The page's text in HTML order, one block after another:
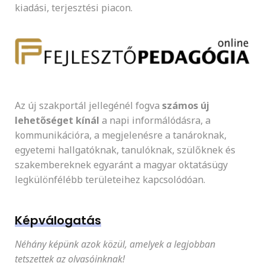
kiadási, terjesztési piacon.
Az új szakportál jellegénél fogva számos új
lehetőséget kínál a napi informálódásra, a
kommunikációra, a megjelenésre a tanároknak,
egyetemi hallgatóknak, tanulóknak, szülőknek és
szakembereknek egyaránt a magyar oktatásügy
legkülönfélébb területeihez kapcsolódóan.
Képválogatás
Néhány képünk azok közül, amelyek a legjobban
tetszettek az olvasóinknak!